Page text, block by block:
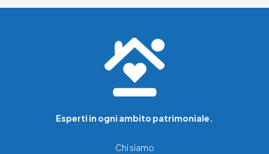
Esperti in ogni ambito patrimoniale.
Chi siamo